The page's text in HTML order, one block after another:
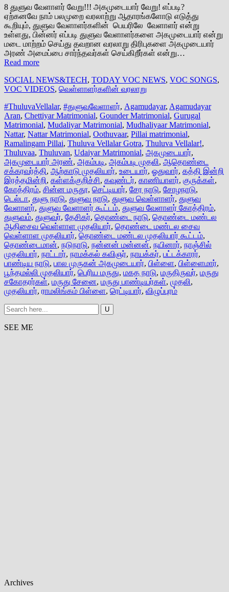
8 துளுவ வேளாளர் வேறு!!! அகமுடையார் வேறு! எப்படி?
ஏற்கனவே நாம் பலமுறை வரலாற்று ஆதாரங்களோடு எடுத்து
கூறியும், துளுவ வேளாளர்களின் பெயரிலே வேளாளர் என்று
உள்ளது, பின்னர் எப்படி துளுவ வேளாளர்களை அகமுடையார் என்று
மடை மாற்றம் செய்து தவறான வரலாறு திரிபுகளை அகமுடையார்
அரண் அமைப்பை சார்ந்தவர்கள் செய்கிறீர்கள் என்று…
Read more
SOCIAL NEWS&TECH, TODAY VOC NEWS, VOC SONGS,
VOC VIDEOS, வெள்ளாளர்களின் வரலாறு
#ThuluvaVellalar, #துளுவவேளாளர், Agamudayar, Agamudayar
Aran, Chettiyar Matrimonial, Gounder Matrimonial, Gurugal
Matrimonial, Mudaliyar Matrimonial, Mudhaliyaar Matrimonial,
Nattar, Nattar Matrimonial, Oothuvaar, Pillai matrimonial,
Ramalingam Pillai, Thuluva Vellalar Gotra, Thuluva Vellalar!,
Thuluvaa, Thuluvan, Udaiyar Matrimonial, அகமுடையார்,
அகமுடையார் அரண், அகம்படி, அகம்படி முதலி, ஆதொண்டை
சக்கரவர்த்தி, ஆற்காடு முதலியார், உடையார், ஓதுவார், கத்தி இன்றி
இரத்தமின்றி, கள்ளக்குறிச்சி, கவுண்டர், காணியாளர், குருக்கள்,
கோத்திரம், சின்ன மருதூ, செட்டியார், சேர நாடு, சோழநாடு,
டெல்டா, துளு நாடு, துளுவ நாடு, துளுவ வெள்ளாளர், துளுவ
வேளாளர், துளுவ வேளாளர் கூட்டம், துளுவ வேளாளர் கோத்திரம்,
துளுவம், துளுவர், தேசிகர், தொண்டை நாடு, தொண்டை மண்டல
ஆதிசைவ வெள்ளாள முதலியார், தொண்டை மண்டல சைவ
வெள்ளாள முதலியார், தொண்டை மண்டல முதலியார் கூட்டம்,
தொண்டைமான், நடுநாடு, நன்னன் மன்னன், நயினார், நாஞ்சில்
முதலியார், நாட்டார், நாமக்கல் கவிஞர், நாயக்கர், பட்டக்காரர்,
பாண்டிய நாடு, பால முருகன் அகமுடையார், பிள்ளை, பிள்ளைமார்,
பூந்தமல்லி முதலியார், பெரிய மருது, மகத நாடு, மருதிருவர், மருது
சகோதரர்கள், மருது சேனை, மருது பாண்டியர்கள், முதலி,
முதலியார், ராமலிங்கம் பிள்ளை, ரெட்டியார், விழுப்புரம்
SEE ME
Archives